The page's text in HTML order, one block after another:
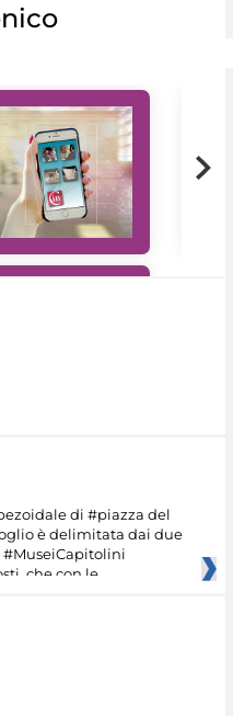
di #piazza del
è delimitata dai due
che con le